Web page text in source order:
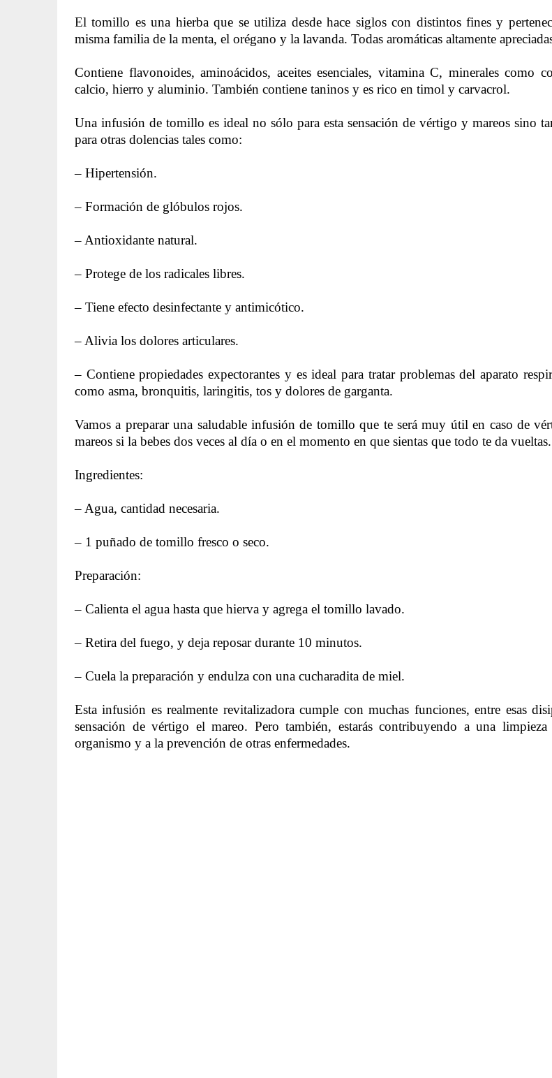
El tomillo es una hierba que se utiliza desde hace siglos con distintos fines y
misma familia de la menta, el orégano y la lavanda. Todas aromáticas altamente
Contiene flavonoides, aminoácidos, aceites esenciales, vitamina C, minerales como
calcio, hierro y aluminio. También contiene taninos y es rico en timol y carvacrol.
Una infusión de tomillo es ideal no sólo para esta sensación de vértigo y mareos sino
para otras dolencias tales como:
– Hipertensión.
– Formación de glóbulos rojos.
– Antioxidante natural.
– Protege de los radicales libres.
– Tiene efecto desinfectante y antimicótico.
– Alivia los dolores articulares.
– Contiene propiedades expectorantes y es ideal para tratar problemas del aparato
como asma, bronquitis, laringitis, tos y dolores de garganta.
Vamos a preparar una saludable infusión de tomillo que te será muy útil en caso de
mareos si la bebes dos veces al día o en el momento en que sientas que todo te da vueltas.
Ingredientes:
– Agua, cantidad necesaria.
– 1 puñado de tomillo fresco o seco.
Preparación:
– Calienta el agua hasta que hierva y agrega el tomillo lavado.
– Retira del fuego, y deja reposar durante 10 minutos.
– Cuela la preparación y endulza con una cucharadita de miel.
Esta infusión es realmente revitalizadora cumple con muchas funciones, entre esas
sensación de vértigo el mareo. Pero también, estarás contribuyendo a una
organismo y a la prevención de otras enfermedades.